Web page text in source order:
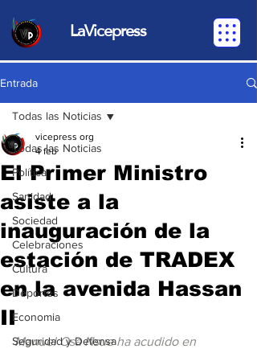
LaVicepress
Entrada
Todas las Noticias
Política
Sanidad
Sociedad
Celebraciones
Cultura
Deportes
Economia
Seguridad y Defensa
Todas las Noticias
El Primer Ministro
asiste a la
inauguración de la
estación de TRADEX
en la avenida Hassan
II
vicepress org
4 feb
Manuel Osa Nsue ha acudido en